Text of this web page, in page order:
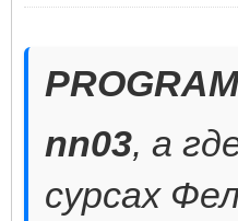
nn03, а
сурсах